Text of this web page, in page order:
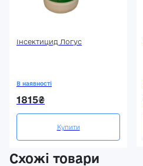
Інсектицид Логус
В наявності
1815₴
Купити
Схожі товари